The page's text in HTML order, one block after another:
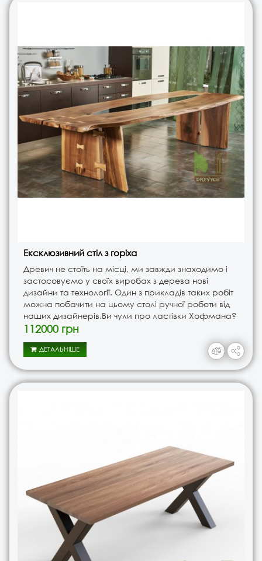
Ексклюзивний стіл з горіха
Древич не стоїть на місці, ми завжди знаходимо і
застосовуємо у своїх виробах з дерева нові
дизайни та технології. Один з прикладів таких робіт
можна побачити на цьому столі ручної роботи від
наших дизайнерів.Ви чули про ластівки Хофмана?
Під ім'ям Hoffmann відома у всьому світі спеціаль..
112000 грн
ДЕТАЛЬНІШЕ